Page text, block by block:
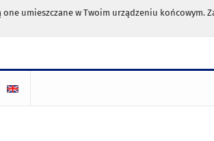
umieszczane w Twoim urządzeniu końcowym.